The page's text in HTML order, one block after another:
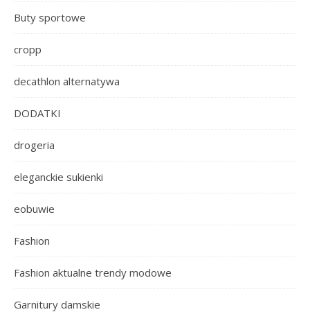
Buty sportowe
cropp
decathlon alternatywa
DODATKI
drogeria
eleganckie sukienki
eobuwie
Fashion
Fashion aktualne trendy modowe
Garnitury damskie